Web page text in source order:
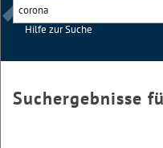
Hilfe zur Suche
Suchergebnisse